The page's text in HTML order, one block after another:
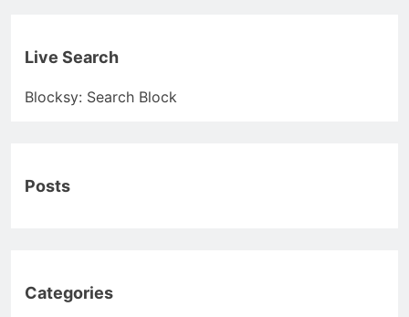
Live Search
Blocksy: Search Block
Posts
Categories